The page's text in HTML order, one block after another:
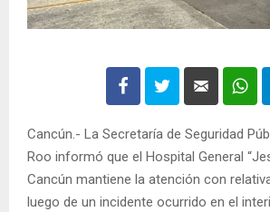
Cancún.- La Secretaría de Seguridad
Roo informó que el Hospital General
Cancún mantiene la atención con
luego de un incidente ocurrido en el